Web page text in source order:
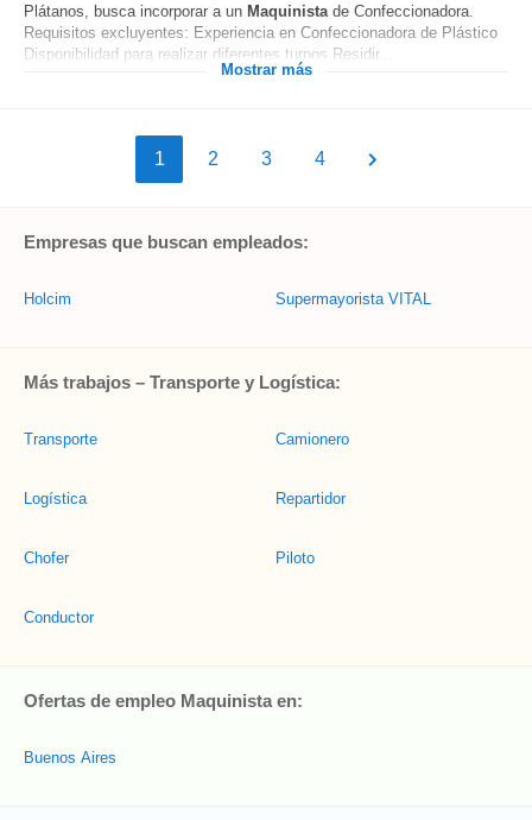
Plátanos, busca incorporar a un Maquinistade Confeccionadora.
Requisitos excluyentes: Experiencia en Confeccionadora de Plástico
Disponibilidad para realizar diferentes turnos Residir...
Mostrar más
1 2 3 4
Empresas que buscan empleados:
Holcim Supermayorista VITAL
Más trabajos – Transporte y Logística:
Transporte
Logística
Chofer
Conductor
Camionero
Repartidor
Piloto
Ofertas de empleo Maquinista en:
Buenos Aires